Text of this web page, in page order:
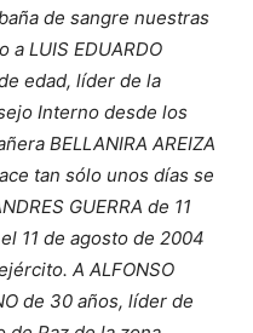
de sangre nuestras
a LUIS EDUARDO
edad, líder de la
Interno desde los
BELLANIRA AREIZA
tan sólo unos días se
GUERRA de 11
11 de agosto de 2004
A ALFONSO
de 30 años, líder de